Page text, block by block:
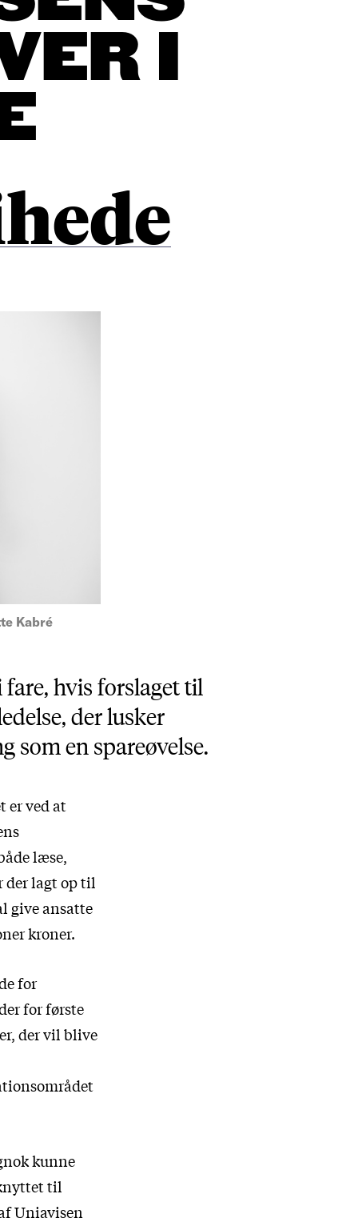
I
Kabré
hvis forslaget til
der lusker
som en spareøvelse.
er ved at
læse,
der lagt op til
give ansatte
kroner.
for
for første
der vil blive
kunne
til
Uniavisen